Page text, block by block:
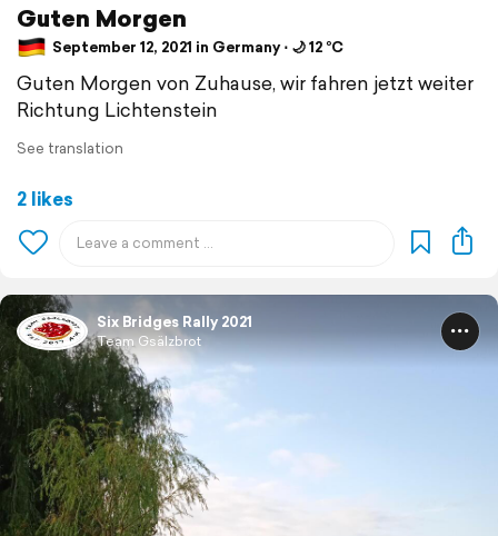
Guten Morgen
September 12, 2021 in Germany ⋅ 🌙 12 °C
Guten Morgen von Zuhause, wir fahren jetzt weiter
Richtung Lichtenstein
See translation
2 likes
Six Bridges Rally 2021
Team Gsälzbrot